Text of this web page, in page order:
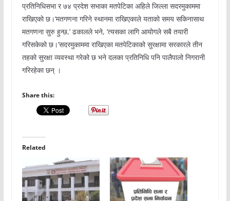
प्रतिनिधिसभा र ७४ प्रदेश सभाका मतपेटिका अहिले जिल्ला सदरमुकाममा
राखिएको छ।‘मतगणना गरिने स्थानमा राखिएकाले यताको समय सकिनासाथ
मतगणना सुरु हुन्छ,’ ढकालले भने, ‘त्यसका लागि आयोगले सबै तयारी
गरिसकेको छ।’सदरमुकाममा राखिएका मतपेटिकाको सुरक्षामा सरकारले तीन
तहको सुरक्षा व्यवस्था गरेको छ भने दलका प्रतिनिधि पनि पालैपालो निगरानी
गरिरहेका छन् ।
Share this:
Related